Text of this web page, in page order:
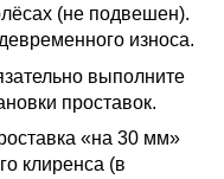
(не подвешен).
износа.
выполните
проставок.
«на 30 мм»
клиренса (в